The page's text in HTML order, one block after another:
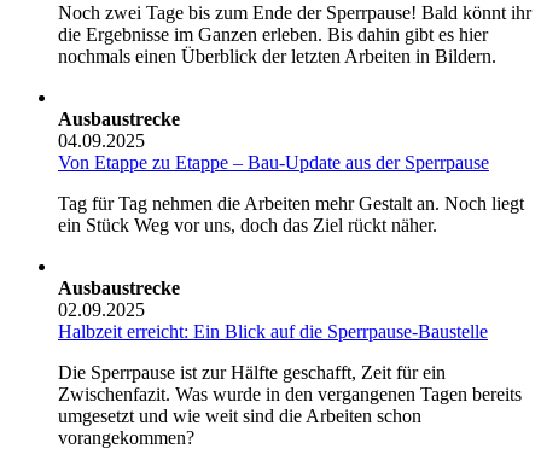
Noch zwei Tage bis zum Ende der Sperrpause! Bald könnt ihr
die Ergebnisse im Ganzen erleben. Bis dahin gibt es hier
nochmals einen Überblick der letzten Arbeiten in Bildern.
Ausbaustrecke
04.09.2025
Von Etappe zu Etappe – Bau-Update aus der Sperrpause
Tag für Tag nehmen die Arbeiten mehr Gestalt an. Noch liegt
ein Stück Weg vor uns, doch das Ziel rückt näher.
Ausbaustrecke
02.09.2025
Halbzeit erreicht: Ein Blick auf die Sperrpause-Baustelle
Die Sperrpause ist zur Hälfte geschafft, Zeit für ein
Zwischenfazit. Was wurde in den vergangenen Tagen bereits
umgesetzt und wie weit sind die Arbeiten schon
vorangekommen?